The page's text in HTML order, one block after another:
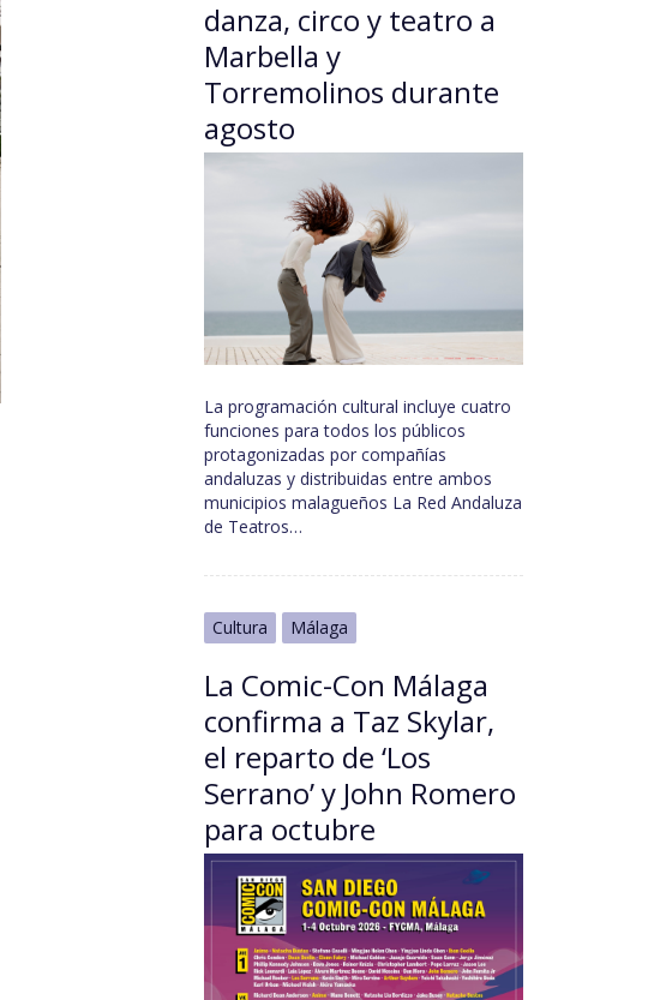
danza, circo y teatro a
Marbella y
Torremolinos durante
agosto
La programación cultural incluye cuatro
funciones para todos los públicos
protagonizadas por compañías
andaluzas y distribuidas entre ambos
municipios malagueños La Red Andaluza
de Teatros…
Cultura Málaga
La Comic-Con Málaga
confirma a Taz Skylar,
el reparto de ‘Los
Serrano’ y John Romero
para octubre